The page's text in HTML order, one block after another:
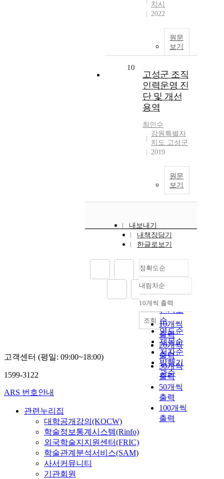
치시
2022
원문
보기
10
고성군 조직
인력운영 진
단 및 개선
용역
최인수
강원특별자
치도 고성군
2019
원문
보기
내보내기
내책장담기
한글로보기
정확도순
정확도
순
인기도
순
연도순
제목순
저자순
발행기
관순
내림차순
내림차순
10개씩 출력
10개씩
출력
20개씩
출력
30개씩
출력
50개씩
출력
100개씩
출력
조회
고객센터 (평일: 09:00~18:00)
1599-3122
ARS 번호안내
관련누리집
대학공개강의(KOCW)
학술정보통계시스템(Rinfo)
외국학술지지원센터(FRIC)
학술관계분석서비스(SAM)
사서커뮤니티
기관회원